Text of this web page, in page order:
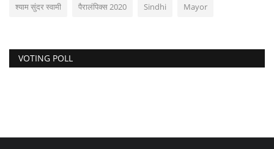
श्याम सुंदर स्वामी पैरालंपिक्स 2020 Sindhi Mayor
VOTING POLL